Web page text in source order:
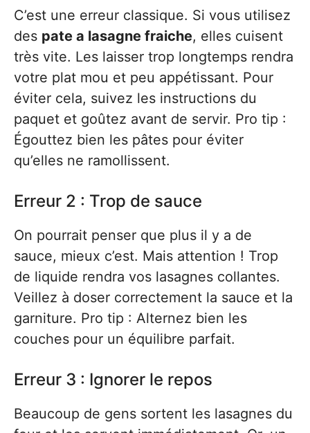
C’est une erreur classique. Si vous utilisez
des pate a lasagne fraiche, elles cuisent
très vite. Les laisser trop longtemps rendra
votre plat mou et peu appétissant. Pour
éviter cela, suivez les instructions du
paquet et goûtez avant de servir. Pro tip :
Égouttez bien les pâtes pour éviter
qu’elles ne ramollissent.
Erreur 2 : Trop de sauce
On pourrait penser que plus il y a de
sauce, mieux c’est. Mais attention ! Trop
de liquide rendra vos lasagnes collantes.
Veillez à doser correctement la sauce et la
garniture. Pro tip : Alternez bien les
couches pour un équilibre parfait.
Erreur 3 : Ignorer le repos
Beaucoup de gens sortent les lasagnes du